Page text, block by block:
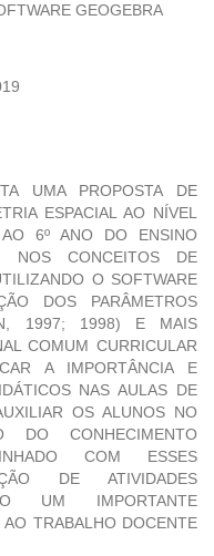
GEOGEBRA
UMA PROPOSTA DE
ESPACIAL AO NÍVEL
6º ANO DO ENSINO
NOS CONCEITOS DE
O SOFTWARE
DOS PARÂMETROS
1997; 1998) E MAIS
COMUM CURRICULAR
A IMPORTÂNCIA E
NAS AULAS DE
OS ALUNOS NO
DO CONHECIMENTO
COM ESSES
DE ATIVIDADES
UM IMPORTANTE
TRABALHO DOCENTE